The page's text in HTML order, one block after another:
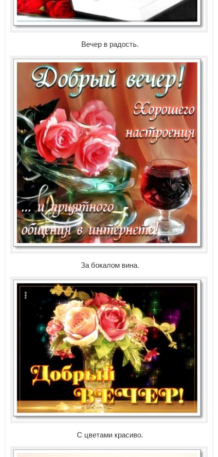
Вечер в радость.
За бокалом вина.
С цветами красиво.